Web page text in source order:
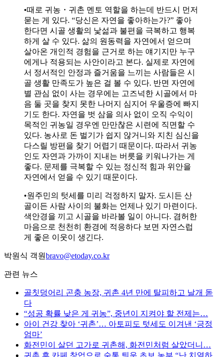
•때로 귀농・귀촌 멘토 역할을 하는데 반드시 먼저
묻는 게 있다. “당신은 자연을 좋아하는가?” 좋아
한다면 시골 생활의 낯섦과 불편을 극복하고 행복
하게 살 수 있다. 삶의 원동력을 자연에서 얻으며
살아온 개인적 경험을 근거로 하는 얘기지만 누구
에게나 적용되는 사안이라고 본다. 실제로 자연에
서 정서적인 안정과 즐거움을 느끼는 사람들은 시
골 생활 만족도가 높은 걸 볼 수 있다. 반면 자연에
별 관심 없이 사는 경우에는 고즈넉한 시골에서 마
음 둘 곳을 찾지 못한 나머지 심지어 우울증에 빠지
기도 한다. 자연을 벗 삼을 의사 없이 오직 수익이
목적인 귀농일 경우엔 만만찮은 시련에 직면할 수
있다. 농사로 돈 벌기가 쉽지 않거니와 지친 심신을
다스릴 방편을 찾기 어렵기 때문이다. 따라서 귀농
인도 자연과 가까이 지내는 버릇을 키워나가는 게
좋다. 문제를 극복할 수 있는 정신적 힘과 위안을
자연에서 얻을 수 있기 때문이다.
•원주민의 텃세를 미리 걱정하지 말자. 도시든 산
골이든 사람 사이의 불화는 언제나 있기 마련이다.
색안경을 끼고 시골을 바라볼 일이 아니다. 겸허한
마음으로 천천히 환경에 적응하다 보면 자연스럽
게 좋은 이웃이 생긴다.
박원식 객원bravo@etoday.co.kr
관련 뉴스
골칫덩어리 곤충 농장, 귀촌 4년 만에 탈피하고 날개 돋
다
“성공 확률 낮은 게 귀농”, 중년이 지켜야 할 전제는…
아이 건강 찾아 ‘귀촌’… 아토피도 텃세도 이겨낸 ‘긍정
엄마’
화전민이 살던 고가로 귀촌해, 화전민처럼 살았더니…